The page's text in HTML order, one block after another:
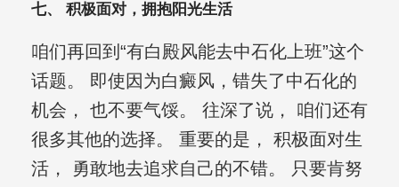
七、 积极面对，拥抱阳光生活
咱们再回到“有白殿风能去中石化上班”这个
话题。 即使因为白癜风，错失了中石化的
机会， 也不要气馁。 往深了说， 咱们还有
很多其他的选择。 重要的是， 积极面对生
活， 勇敢地去追求自己的不错。 只要肯努